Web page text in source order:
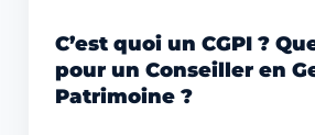
C’est quoi un CGPI ?
pour un Conseiller en
Patrimoine ?